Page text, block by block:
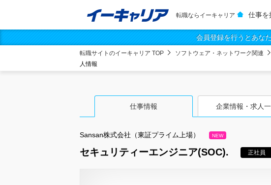
転職ならイーキャリア 仕事を
会員登録を行うとあな
転職サイトのイーキャリア TOP ソフトウェア・ネットワーク関連
人情報
仕事情報 企業情報・求人
Sansan株式会社（東証プライム上場） NEW
セキュリティーエンジニア(SOC). 正社員